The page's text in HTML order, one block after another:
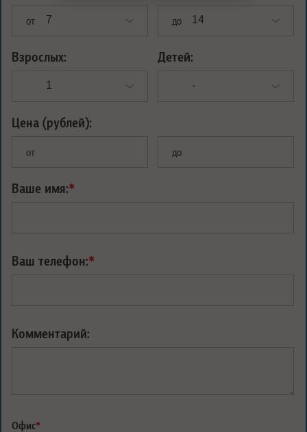
от до
Взрослых: Детей:
Цена (рублей):
от до
Ваше имя:*
Ваш телефон:*
Комментарий:
Офис*